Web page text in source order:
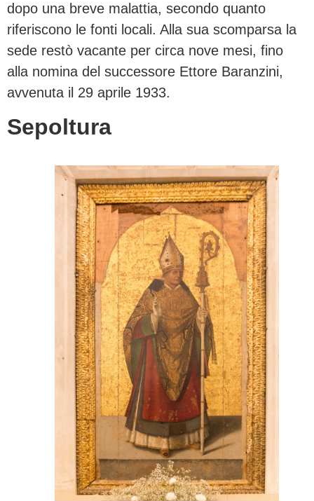
dopo una breve malattia, secondo quanto
riferiscono le fonti locali. Alla sua scomparsa la
sede restò vacante per circa nove mesi, fino
alla nomina del successore Ettore Baranzini,
avvenuta il 29 aprile 1933.
Sepoltura